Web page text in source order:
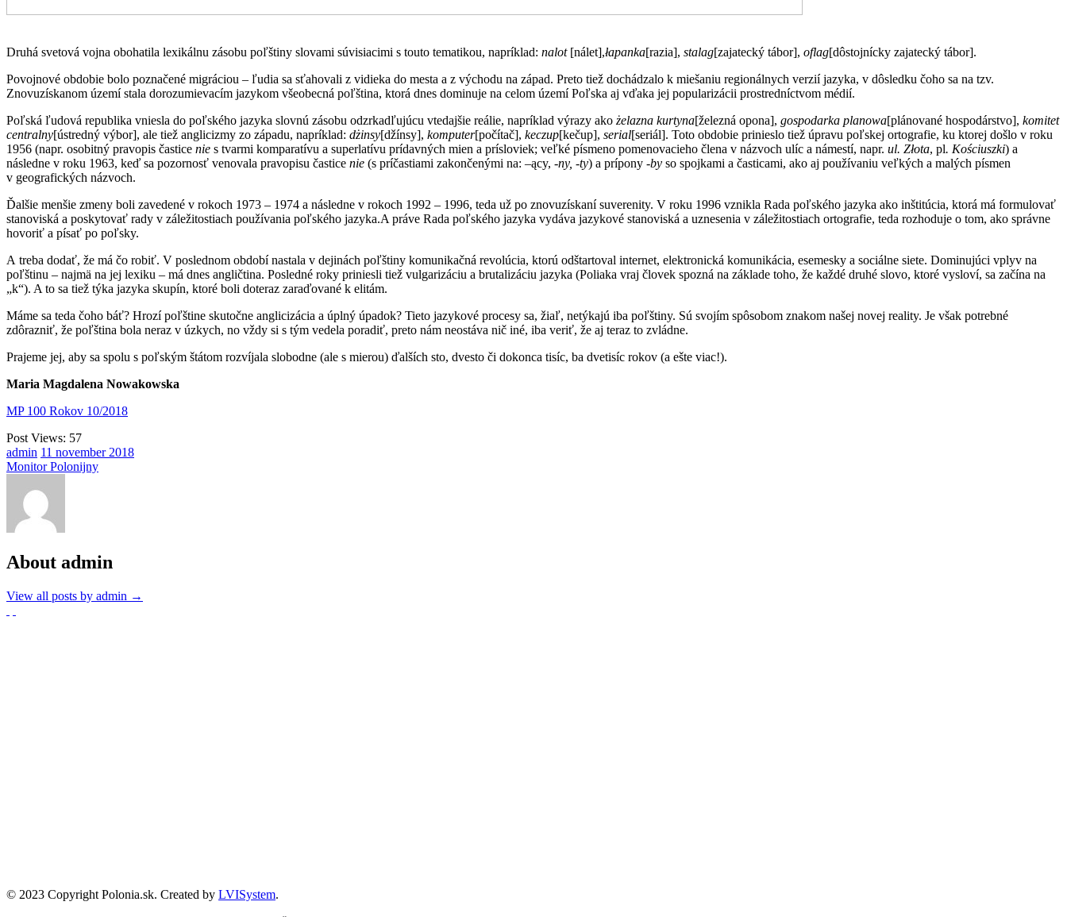
Druhá svetová vojna obohatila lexikálnu zásobu poľštiny slovami súvisiacimi s touto tematikou, napríklad: nalot [nálet],łapanka[razia], stalag[zajatecký tábor], oflag[dôstojnícky zajatecký tábor].
Povojnové obdobie bolo poznačené migráciou – ľudia sa sťahovali z vidieka do mesta a z východu na západ. Preto tiež dochádzalo k miešaniu regionálnych verzií jazyka, v dôsledku čoho sa na tzv.
Znovuzískanom území stala dorozumievacím jazykom všeobecná poľština, ktorá dnes dominuje na celom území Poľska aj vďaka jej popularizácii prostredníctvom médií.
Poľská ľudová republika vniesla do poľského jazyka slovnú zásobu odzrkadľujúcu vtedajšie reálie, napríklad výrazy ako żelazna kurtyna[železná opona], gospodarka planowa[plánované hospodárstvo], komitet
centralny[ústredný výbor], ale tiež anglicizmy zo západu, napríklad: dżinsy[džínsy], komputer[počítač], keczup[kečup], serial[seriál]. Toto obdobie prinieslo tiež úpravu poľskej ortografie, ku ktorej došlo v roku
1956 (napr. osobitný pravopis častice nie s tvarmi komparatívu a superlatívu prídavných mien a prísloviek; veľké písmeno pomenovacieho člena v názvoch ulíc a námestí, napr. ul. Złota, pl. Kościuszki) a
následne v roku 1963, keď sa pozornosť venovala pravopisu častice nie (s príčastiami zakončenými na: –ący, -ny, -ty) a prípony -by so spojkami a časticami, ako aj používaniu veľkých a malých písmen
v geografických názvoch.
Ďalšie menšie zmeny boli zavedené v rokoch 1973 – 1974 a následne v rokoch 1992 – 1996, teda už po znovuzískaní suverenity. V roku 1996 vznikla Rada poľského jazyka ako inštitúcia, ktorá má formulovať
stanoviská a poskytovať rady v záležitostiach používania poľského jazyka.A práve Rada poľského jazyka vydáva jazykové stanoviská a uznesenia v záležitostiach ortografie, teda rozhoduje o tom, ako správne
hovoriť a písať po poľsky.
A treba dodať, že má čo robiť. V poslednom období nastala v dejinách poľštiny komunikačná revolúcia, ktorú odštartoval internet, elektronická komunikácia, esemesky a sociálne siete. Dominujúci vplyv na
poľštinu – najmä na jej lexiku – má dnes angličtina. Posledné roky priniesli tiež vulgarizáciu a brutalizáciu jazyka (Poliaka vraj človek spozná na základe toho, že každé druhé slovo, ktoré vysloví, sa začína na
„k“). A to sa tiež týka jazyka skupín, ktoré boli doteraz zaraďované k elitám.
Máme sa teda čoho báť? Hrozí poľštine skutočne anglicizácia a úplný úpadok? Tieto jazykové procesy sa, žiaľ, netýkajú iba poľštiny. Sú svojím spôsobom znakom našej novej reality. Je však potrebné
zdôrazniť, že poľština bola neraz v úzkych, no vždy si s tým vedela poradiť, preto nám neostáva nič iné, iba veriť, že aj teraz to zvládne.
Prajeme jej, aby sa spolu s poľským štátom rozvíjala slobodne (ale s mierou) ďalších sto, dvesto či dokonca tisíc, ba dvetisíc rokov (a ešte viac!).
Maria Magdalena Nowakowska
MP 100 Rokov 10/2018
Post Views: 57
admin 11 november 2018
Monitor Polonijny
About admin
View all posts by admin →
© 2023 Copyright Polonia.sk. Created by LVISystem.